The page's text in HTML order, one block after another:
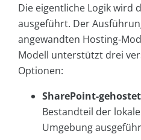
Die eigentliche Logik wird
ausgeführt. Der
angewandten Hosting-
Modell unterstützt drei
Optionen:
SharePoint-gehostet
Bestandteil der
Umgebung